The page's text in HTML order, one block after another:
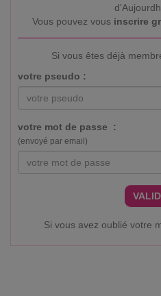
Vous pouvez vous inscrire
Si vous êtes déjà
votre pseudo :
votre mot de passe :
(envoyé par email)
Si vous avez oublié votre